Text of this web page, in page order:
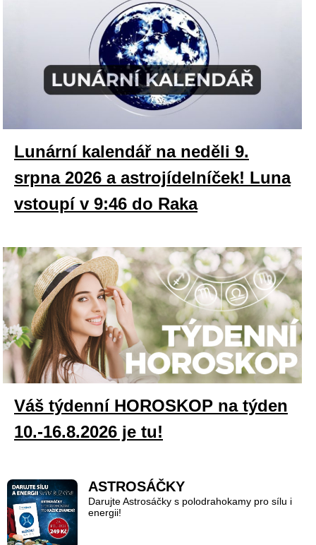
Lunární kalendář na neděli 9.
srpna 2026 a astrojídelníček! Luna
vstoupí v 9:46 do Raka
Váš týdenní HOROSKOP na týden
10.-16.8.2026 je tu!
ASTROSÁČKY
Darujte Astrosáčky s polodrahokamy pro sílu i
energii!